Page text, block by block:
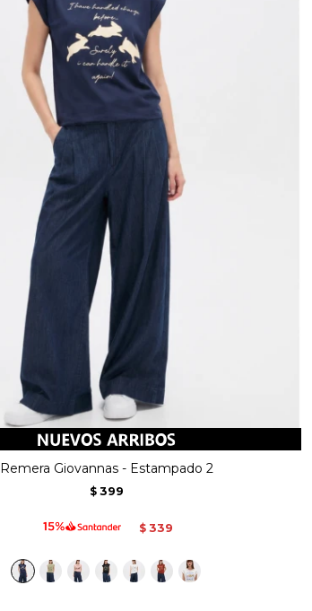
Remera Giovannas - Estampado 2
$ 399
$ 339